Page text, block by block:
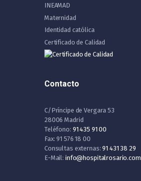
INEAMAD
Maternidad
Identidad católica
Certificado de Calidad
Contacto
C/Príncipe de Vergara 53
28006 Madrid
Teléfono: 91 435 91 00
Fax: 91 576 18 00
Consultas externas:91 431 38 29
E-Mail: info@hospitalrosario.com